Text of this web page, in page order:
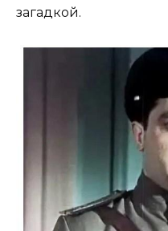
загадкой.